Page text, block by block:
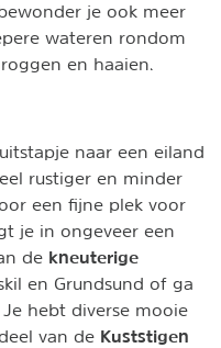
je ook meer
wateren rondom
en haaien.
naar een eiland
rustiger en minder
een fijne plek voor
je in ongeveer een
de kneuterige
en Grundsund of ga
hebt diverse mooie
van de Kuststigen